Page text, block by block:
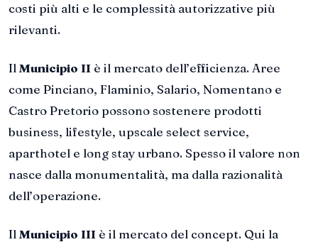
costi più alti e le complessità autorizzative più
rilevanti.
Il Municipio II è il mercato dell’efficienza. Aree
come Pinciano, Flaminio, Salario, Nomentano e
Castro Pretorio possono sostenere prodotti
business, lifestyle, upscale select service,
aparthotel e long stay urbano. Spesso il valore non
nasce dalla monumentalità, ma dalla razionalità
dell’operazione.
Il Municipio III è il mercato del concept. Qui la